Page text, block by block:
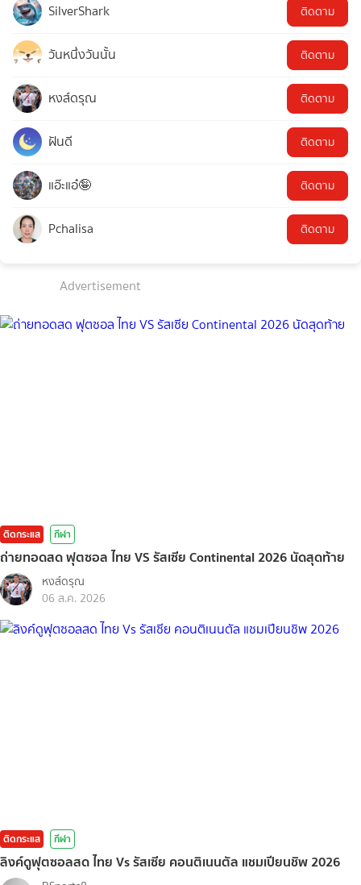
SilverShark ติดตาม
วันหนึ่งวันนั้น ติดตาม
หงส์ดรุณ ติดตาม
ฝันดี ติดตาม
แอ๊ะแอ๋🤪 ติดตาม
Pchalisa ติดตาม
Advertisement
ติดกระแส กีฬา
ถ่ายทอดสด ฟุตซอล ไทย VS รัสเซีย Continental 2026 นัดสุดท้าย
หงส์ดรุณ
06 ส.ค. 2026
ติดกระแส กีฬา
ลิงค์ดูฟุตซอลสด ไทย Vs รัสเซีย คอนติเนนตัล แชมเปียนชิพ 2026